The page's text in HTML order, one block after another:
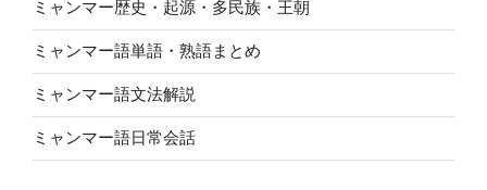
ミャンマー歴史・起源・多民族・王朝
ミャンマー語単語・熟語まとめ
ミャンマー語文法解説
ミャンマー語日常会話